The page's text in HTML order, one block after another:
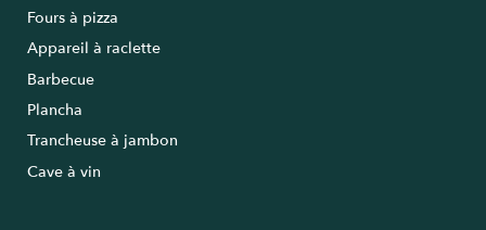
Fours à pizza
Appareil à raclette
Barbecue
Plancha
Trancheuse à jambon
Cave à vin